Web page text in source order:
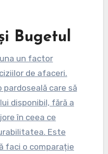
Bugetul
un factor
de afaceri.
pardoseală care să
disponibil, fără a
în ceea ce
Este
faci o comparație